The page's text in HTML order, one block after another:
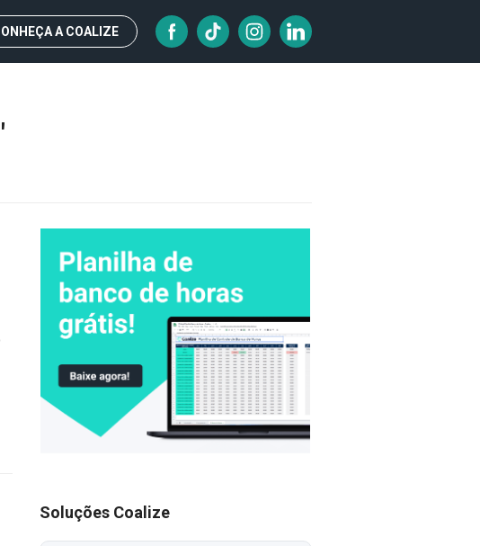
A COALIZE
Soluções Coalize